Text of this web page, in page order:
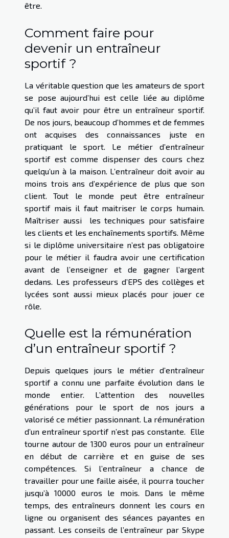
être.
Comment faire pour
devenir un entraîneur
sportif ?
La véritable question que les amateurs de sport
se pose aujourd’hui est celle liée au diplôme
qu’il faut avoir pour être un entraîneur sportif.
De nos jours, beaucoup d’hommes et de femmes
ont acquises des connaissances juste en
pratiquant le sport. Le métier d’entraîneur
sportif est comme dispenser des cours chez
quelqu’un à la maison. L’entraîneur doit avoir au
moins trois ans d’expérience de plus que son
client. Tout le monde peut être entraîneur
sportif mais il faut maitriser le corps humain.
Maîtriser aussi les techniques pour satisfaire
les clients et les enchaînements sportifs. Même
si le diplôme universitaire n’est pas obligatoire
pour le métier il faudra avoir une certification
avant de l’enseigner et de gagner l’argent
dedans. Les professeurs d’EPS des collèges et
lycées sont aussi mieux placés pour jouer ce
rôle.
Quelle est la rémunération
d’un entraîneur sportif ?
Depuis quelques jours le métier d’entraîneur
sportif a connu une parfaite évolution dans le
monde entier. L’attention des nouvelles
générations pour le sport de nos jours a
valorisé ce métier passionnant. La rémunération
d’un entraîneur sportif n’est pas constante. Elle
tourne autour de 1300 euros pour un entraîneur
en début de carrière et en guise de ses
compétences. Si l’entraîneur a chance de
travailler pour une faille aisée, il pourra toucher
jusqu’à 10000 euros le mois. Dans le même
temps, des entraîneurs donnent les cours en
ligne ou organisent des séances payantes en
passant. Les conseils de l’entraîneur par Skype